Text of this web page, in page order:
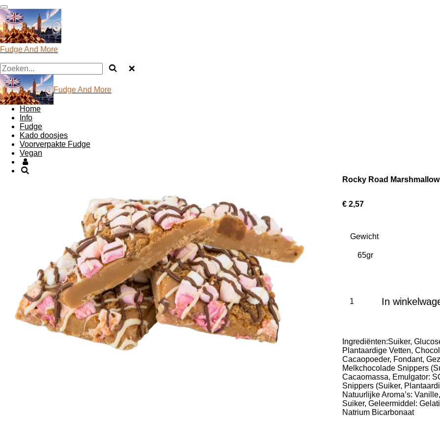
Ga
direct
naar
de
hoofdinhoud
Fudge And More
Fudge And More
Home
Info
Fudge
Kado doosjes
Voorverpakte Fudge
Vegan
Rocky Road
€ 2,57
Gewicht
In
Ingrediënten:Suiker,
Plantaardige Vetten,
Cacaopoeder, Fondant,
Melkchocolade Snippers
Cacaomassa, Emulgator:
Snippers (Suiker,
Natuurlijke Aroma’s:
Suiker, Geleermiddel:
Natrium Bicarbonaat